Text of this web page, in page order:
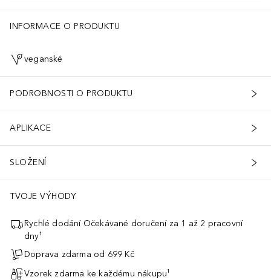
INFORMACE O PRODUKTU
veganské
PODROBNOSTI O PRODUKTU
APLIKACE
SLOŽENÍ
TVOJE VÝHODY
Rychlé dodání Očekávané doručení za 1 až 2 pracovní
dny¹
Doprava zdarma od 699 Kč
Vzorek zdarma ke každému nákupu¹